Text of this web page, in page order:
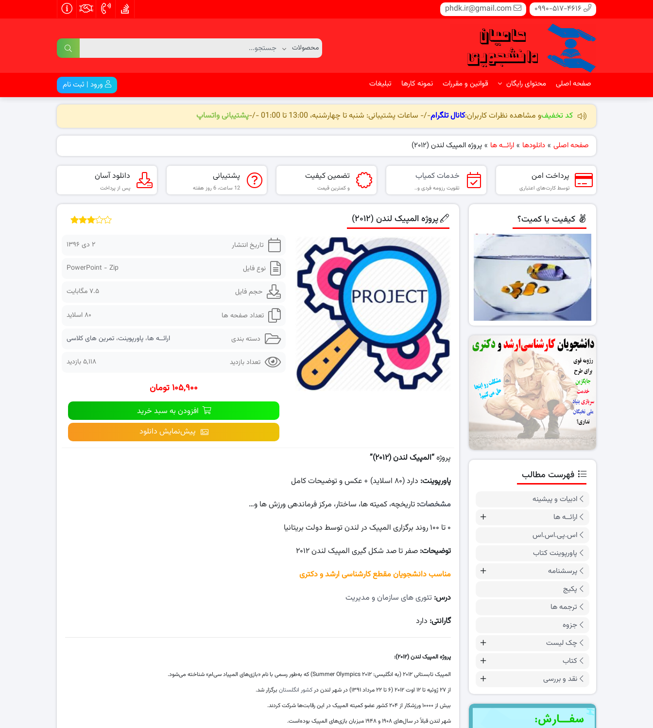
0990-517-4616
phdk.ir@gmail.com
صفحه اصلی محتوای رایگان قوانین و مقررات نمونه کارها تبلیغات ورود | ثبت نام
کد تخفیفو مشاهده نظرات کاربران:کانال تلگرام-/- ساعات پشتیبانی: شنبه تا چهارشنبه، 13:00 تا 01:00 -/- پشتیبانی واتساپ
صفحه اصلی » دانلودها » ارائــه ها » پروژه المپیک لندن (۲۰۱۲)
پرداخت امن
توسط کارت‌های اعتباری
خدمات کمیاب
تقویت رزومه فردی و..
تضمین کیفیت
و کمترین قیمت
پشتیبانی
12 ساعت، 6 روز هفته
دانلود آسان
پس از پرداخت
پروژه المپیک لندن (۲۰۱۲)
تاریخ انتشار ۲ دی ۱۳۹۶
نوع فایل PowerPoint - Zip
حجم فایل 7.5 مگابایت
تعداد صفحه ها 80 اسلاید
دسته بندی ارائــه ها، پاورپوینت، تمرین های کلاسی
تعداد بازدید 5,118 بازدید
۱۰۵,۹۰۰ تومان
افزودن به سبد خرید
پیش‌نمایش دانلود
پروژه“المپیک لندن (۲۰۱۲)”
پاورپوینت: دارد (۸۰ اسلاید) + عکس و توضیحات کامل
مشخصات: تاریخچه، کمیته ها، ساختار، مرکز فرماندهی ورزش ها و…
۰ تا ۱۰۰ روند برگزاری المپیک در لندن توسط دولت بریتانیا
توضیحات: صفر تا صد شکل گیری المپیک لندن ۲۰۱۲
مناسب دانشجویان مقطع کارشناسی ارشد و دکتری
درس: تئوری های سازمان و مدیریت
گارانتی: دارد
پروژه المپیک لندن (۲۰۱۲):
المپیک تابستانی ۲۰۱۲ (به انگلیسی: ۲۰۱۲ Summer Olympics) که به‌طور رسمی با نام «بازی‌های المپیاد سی‌ام» شناخته می‌شود.
از ۲۷ ژوئیه تا ۱۲ اوت ۲۰۱۲ (۶ تا ۲۲ مرداد ۱۳۹۱) در شهر لندن در
کشور انگلستان برگزار شد.
بیش از ۱۰۰۰۰ ورزشکار از ۲۰۴ کشور عضو کمیته المپیک در این رقابت‌ها شرکت کردند.
شهر لندن قبلاً در سال‌های ۱۹۰۸ و ۱۹۴۸ میزبان بازی‌های المپیک بوده‌است.
کیفیت یا کمیت؟
فهرست مطالب
ادبیات و پیشینه
ارائــه ها
اس.پی.اس.اس
پاورپوینت کتاب
پرسشنامه
پکیج
ترجمه ها
جزوه
چک لیست
کتاب
نقد و بررسی